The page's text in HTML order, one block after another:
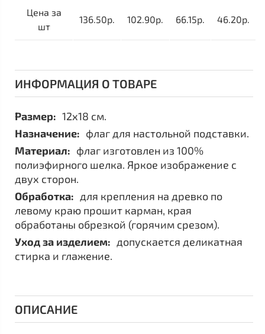
Цена за
шт
136.50р. 102.90р. 66.15р. 46.20р.
ИНФОРМАЦИЯ О ТОВАРЕ
Размер: 12х18 см.
Назначение: флаг для настольной подставки.
Материал: флаг изготовлен из 100%
полиэфирного шелка. Яркое изображение с
двух сторон.
Обработка: для крепления на древко по
левому краю прошит карман, края
обработаны обрезкой (горячим срезом).
Уход за изделием: допускается деликатная
стирка и глажение.
ОПИСАНИЕ